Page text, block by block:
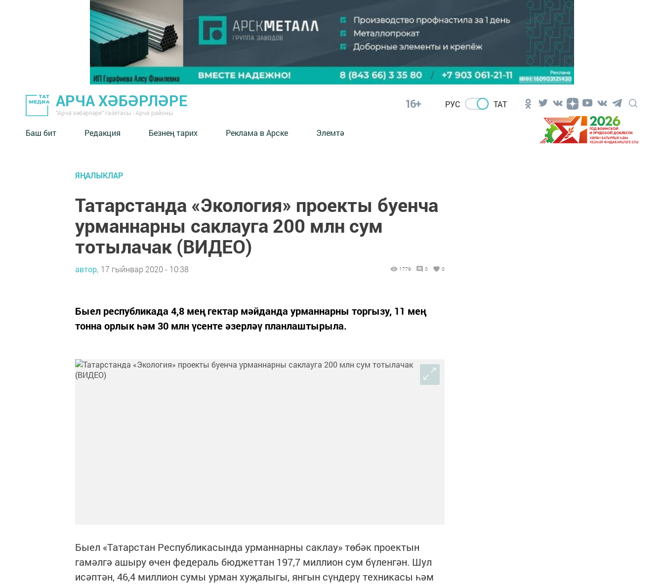
АРЧА ХӘБӘРЛӘРЕ
"Арча хәбәрләре" газетасы - Арча районы
16+ РУС ТАТ
Баш бит Редакция Безнең тарих Реклама в Арске Элемтә
ЯҢАЛЫКЛАР
Татарстанда «Экология» проекты буенча
урманнарны саклауга 200 млн сум
тотылачак (ВИДЕО)
автор, 17 гыйнвар 2020 - 10:38 1779 0 0
Быел республикада 4,8 мең гектар мәйданда урманнарны торгызу, 11 мең
тонна орлык һәм 30 млн үсенте әзерләү планлаштырыла.
Быел «Татарстан Республикасында урманнарны саклау» төбәк проектын
гамәлгә ашыру өчен федераль бюджеттан 197,7 миллион сум бүленгән. Шул
исәптән, 46,4 миллион сумы урман хуҗалыгы, янгын сүндерү техникасы һәм